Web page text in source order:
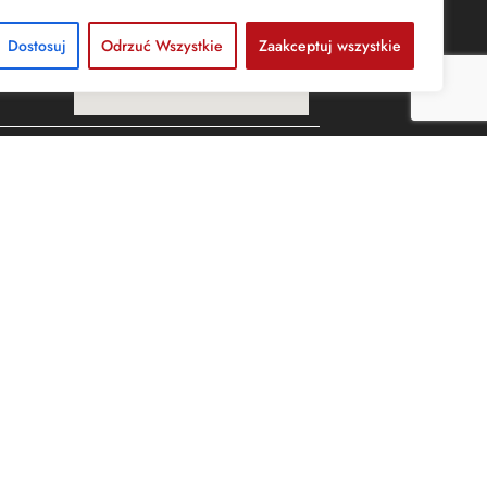
Dostosuj Odrzuć Wszystkie Zaakceptuj wszystkie